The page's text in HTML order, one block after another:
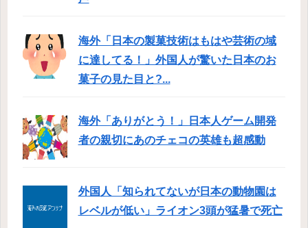
海外「日本の製菓技術はもはや芸術の域
に達してる！」外国人が驚いた日本のお
菓子の見た目と?...
海外「ありがとう！」日本人ゲーム開発
者の親切にあのチェコの英雄も超感動
外国人「知られてないが日本の動物園は
レベルが低い」ライオン3頭が猛暑で死亡